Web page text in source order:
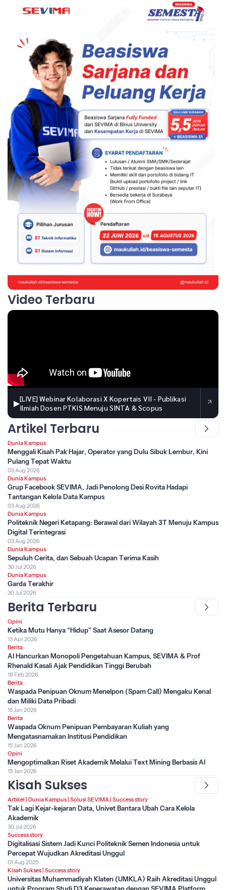
Video Terbaru
▶[LIVE] Webinar Kolaborasi X Kopertais VII - Publikasi
Ilmiah Dosen PTKIS Menuju SINTA & Scopus
Artikel Terbaru
Dunia Kampus
Menggali Kisah Pak Hajar, Operator yang Dulu Sibuk Lembur, Kini
Pulang Tepat Waktu
03 Aug 2026
Dunia Kampus
Grup Facebook SEVIMA, Jadi Penolong Desi Rovita Hadapi
Tantangan Kelola Data Kampus
03 Aug 2026
Dunia Kampus
Politeknik Negeri Ketapang: Berawal dari Wilayah 3T Menuju Kampus
Digital Terintegrasi
03 Aug 2026
Dunia Kampus
Sepuluh Cerita, dan Sebuah Ucapan Terima Kasih
30 Jul 2026
Dunia Kampus
Garda Terakhir
30 Jul 2026
Berita Terbaru
Opini
Ketika Mutu Hanya “Hidup” Saat Asesor Datang
13 Apr 2026
Berita
AI Hancurkan Monopoli Pengetahuan Kampus, SEVIMA & Prof
Rhenald Kasali Ajak Pendidikan Tinggi Berubah
19 Feb 2026
Berita
Waspada Penipuan Oknum Menelpon (Spam Call) Mengaku Kenal
dan Miliki Data Pribadi
15 Jan 2026
Berita
Waspada Oknum Penipuan Pembayaran Kuliah yang
Mengatasnamakan Institusi Pendidikan
15 Jan 2026
Opini
Mengoptimalkan Riset Akademik Melalui Text Mining Berbasis AI
15 Jan 2026
Kisah Sukses
Artikel Dunia Kampus Solusi SEVIMA Success story
Tak Lagi Kejar-kejaran Data, Univet Bantara Ubah Cara Kelola
Akademik
30 Jul 2026
Success story
Digitalisasi Sistem Jadi Kunci Politeknik Semen Indonesia untuk
Percepat Wujudkan Akreditasi Unggul
01 Aug 2025
Kisah Sukses Success story
Universitas Muhammadiyah Klaten (UMKLA) Raih Akreditasi Unggul